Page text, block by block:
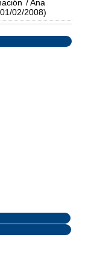
/ Ana
02/2008)